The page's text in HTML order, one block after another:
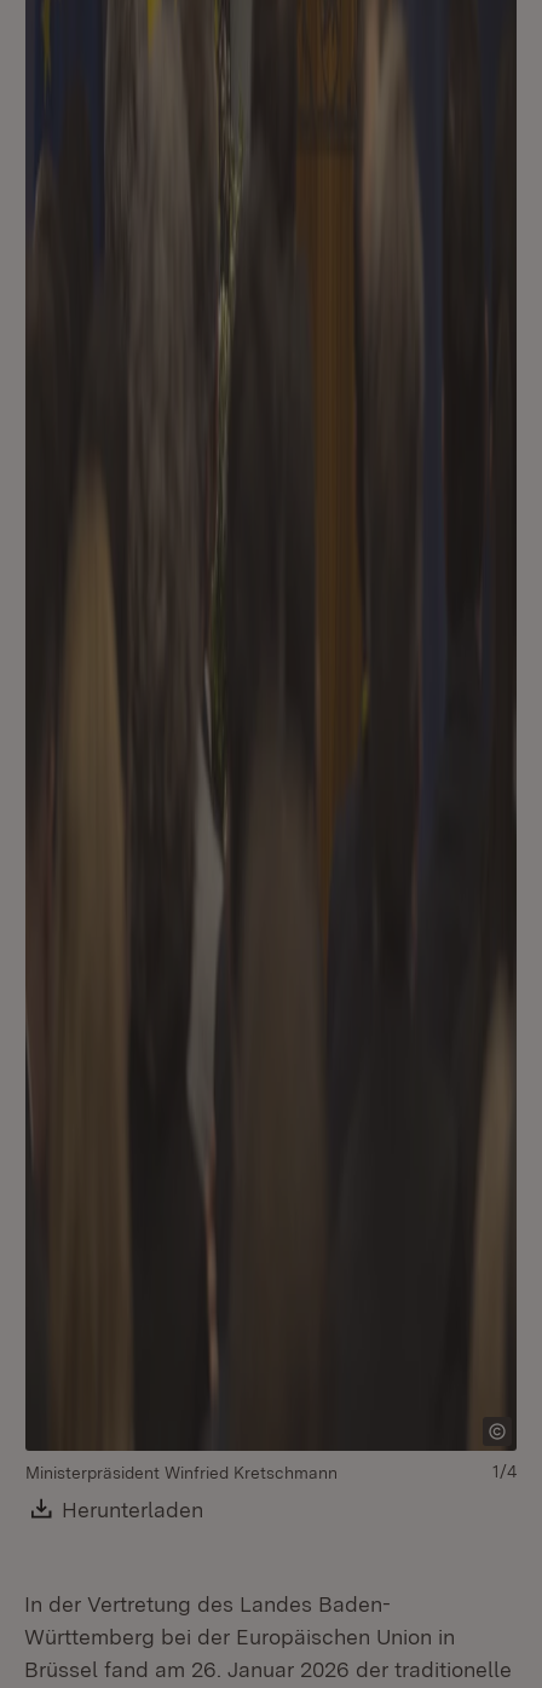
Ministerpräsident Winfried Kretschmann
Download:
Herunterladen
1/4
In der Vertretung des Landes Baden-
Württemberg bei der Europäischen Union in
Brüssel fand am 26. Januar 2026 der traditionelle